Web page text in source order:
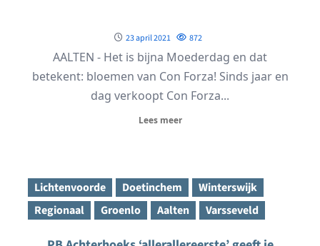
23 april 2021 872
AALTEN - Het is bijna Moederdag en dat
betekent: bloemen van Con Forza! Sinds jaar en
dag verkoopt Con Forza...
Lees meer
Lichtenvoorde Doetinchem
Winterswijk
Regionaal
Groenlo Aalten Varsseveld